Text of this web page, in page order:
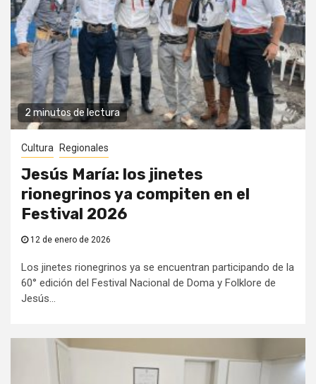
2 minutos de lectura
Cultura Regionales
Jesús María: los jinetes
rionegrinos ya compiten en el
Festival 2026
12 de enero de 2026
Los jinetes rionegrinos ya se encuentran participando de la
60° edición del Festival Nacional de Doma y Folklore de
Jesús...